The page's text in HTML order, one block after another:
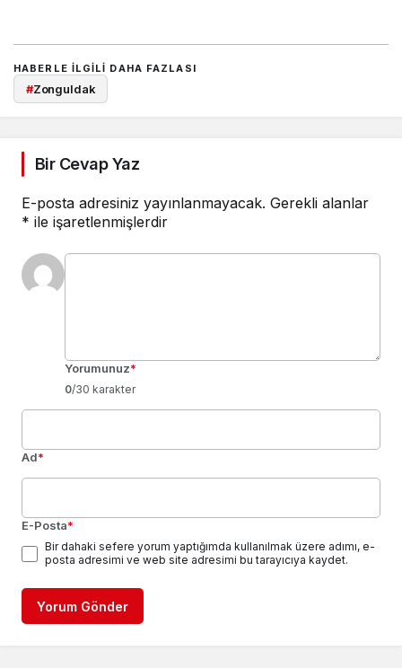
HABERLE ILGILI DAHA FAZLASI
#Zonguldak
Bir Cevap Yaz
E-posta adresiniz yayınlanmayacak. Gerekli alanlar
* ile işaretlenmişlerdir
Yorumunuz*
0/30 karakter
Ad*
E-Posta*
Bir dahaki sefere yorum yaptığımda kullanılmak üzere adımı, e-
posta adresimi ve web site adresimi bu tarayıcıya kaydet.
Yorum Gönder